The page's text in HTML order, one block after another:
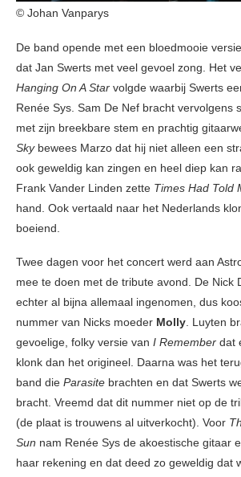
© Johan Vanparys
De band opende met een bloedmooie
dat Jan Swerts met veel gevoel zong. Het
Hanging On A Star volgde waarbij Swerts
Renée Sys. Sam De Nef bracht vervolgens
met zijn breekbare stem en prachtig
Sky bewees Marzo dat hij niet alleen een
ook geweldig kan zingen en heel diep kan
Frank Vander Linden zette Times Had Told
hand. Ook vertaald naar het Nederlands
boeiend.
Twee dagen voor het concert werd aan
mee te doen met de tribute avond. De Nick
echter al bijna allemaal ingenomen, dus
nummer van Nicks moeder Molly. Luyten
gevoelige, folky versie van I Remember dat
klonk dan het origineel. Daarna was het
band die Parasite brachten en dat Swerts
bracht. Vreemd dat dit nummer niet op de
(de plaat is trouwens al uitverkocht). Voor
Sun nam Renée Sys de akoestische gitaar
haar rekening en dat deed zo geweldig dat